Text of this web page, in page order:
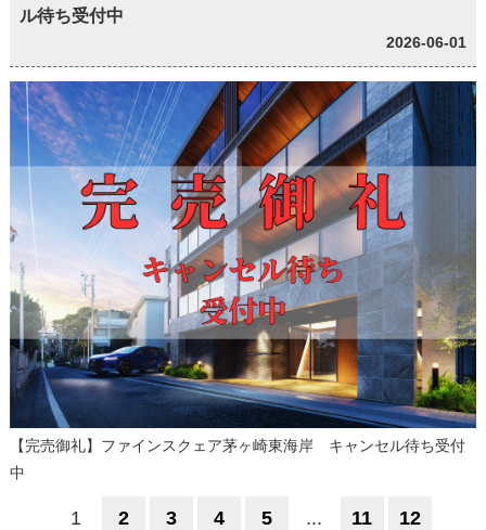
ル待ち受付中
2026-06-01
【完売御礼】ファインスクェア茅ヶ崎東海岸 キャンセル待ち受付
中
1 2 3 4 5 ... 11 12